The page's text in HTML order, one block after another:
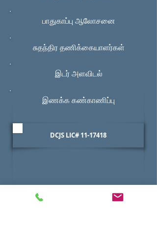
பாதுகாப்பு ஆலோசனை
சுதந்திர தணிக்கையாளர்கள்
இடர் அளவிடல்
இணக்க கண்காணிப்பு
DCJS LIC# 11-17418